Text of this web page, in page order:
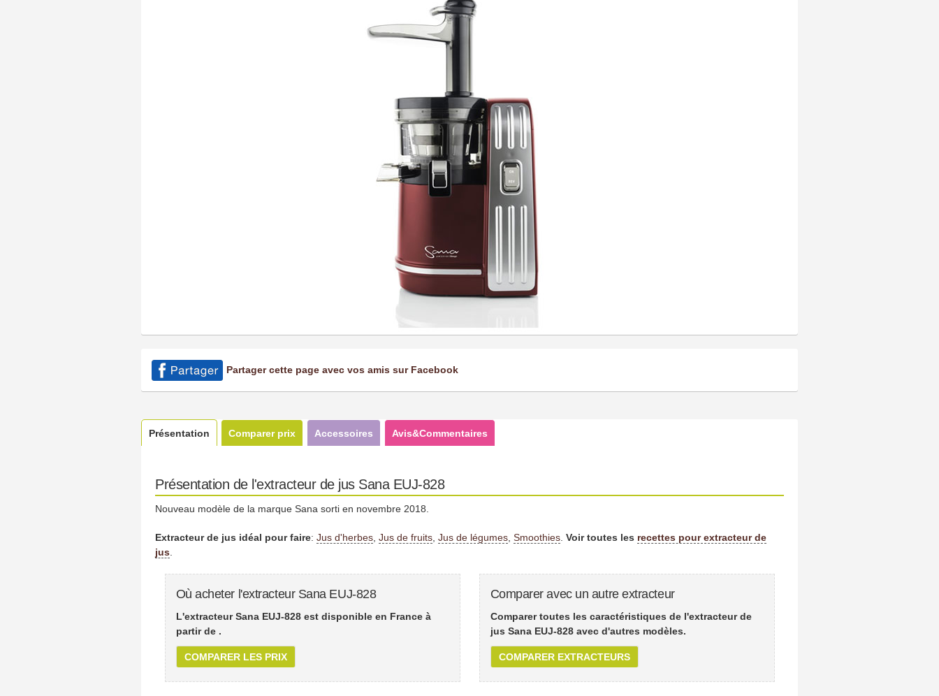
Partager cette page avec vos amis sur Facebook
Présentation Comparer prix Accessoires Avis&Commentaires
Présentation de l'extracteur de jus Sana EUJ-828
Nouveau modèle de la marque Sana sorti en novembre 2018.
Extracteur de jus idéal pour faire: Jus d'herbes Jus de fruits Jus de légumes Smoothies Voir toutes les recettes pour extracteur de
jus
Où acheter l'extracteur Sana EUJ-828
L'extracteur Sana EUJ-828 est disponible en France à
partir de .
COMPARER LES PRIX
Comparer avec un autre extracteur
Comparer toutes les caractéristiques de l'extracteur de
jus Sana EUJ-828 avec d'autres modèles.
COMPARER EXTRACTEURS